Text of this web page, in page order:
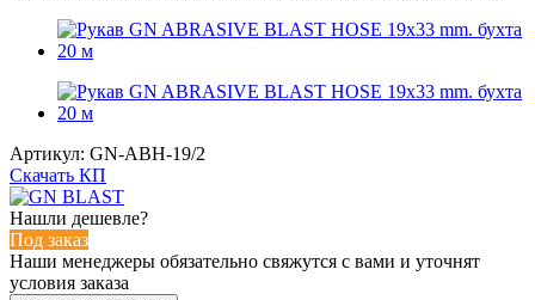
Артикул: GN-ABH-19/2
Скачать КП
Нашли дешевле?
Под заказ
Наши менеджеры обязательно свяжутся с вами и уточнят
условия заказа